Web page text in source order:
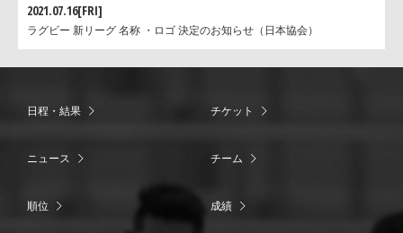
2021.07.16[FRI]
ラグビー 新リーグ 名称 ・ロゴ 決定のお知らせ（日本協会）
日程・結果 チケット
ニュース チーム
順位 成績